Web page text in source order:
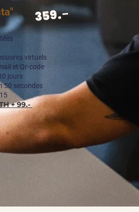
359.-
virtuels
et Qr-code
jours
50 secondes
+ 99.-